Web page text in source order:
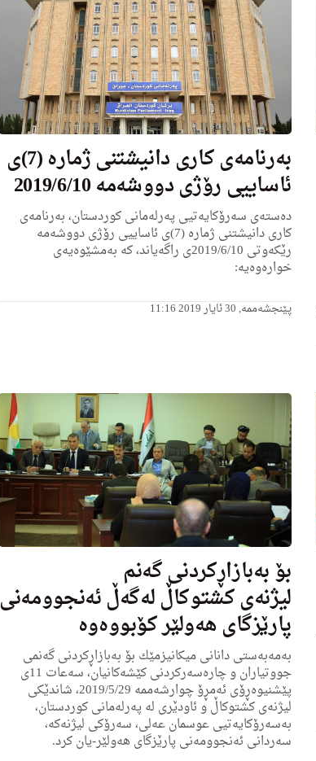
به‌رنامه‌ى كاری دانیشتنی ژماره‌ (7)ی
ئاساییی رۆژی دووشه‌مه‌ 2019/6/10
ده‌سته‌ی سه‌رۆكایه‌تیی په‌رله‌مانی كوردستان، به‌رنامه‌ی
كاری دانیشتنی ژماره‌ (7)ی ئاساییی رۆژی دووشه‌مه‌
رێكه‌وتی 2019/6/10ی راگه‌یاند، كه‌ به‌مشێوه‌یه‌ی
خواره‌وه‌یه‌:
پێنجشەممە, 30 ئایار 2019 11:16
بۆ بەبازاڕكردنی گەنم
لیژنەی كشتوكاڵ لەگەڵ ئەنجوومەنی
پارێزگای هەولێر كۆبووەوه‌
بەمەبەستی دانانی میكانیزمێك بۆ بەبازاڕكردنی گەنمی
جووتیاران و چارەسەركردنی كێشەكانیان، سه‌عات 11ی
پێشنیوەڕۆی ئەمڕۆ چوارشەممە 2019/5/29، شاندێكی
لیژنەی كشتوكاڵ و ئاودێری لە پەرلەمانی كوردستان،
بەسەرۆكایەتیی عوسمان عەلی، سەرۆكی لیژنه‌كه‌،
سه‌ردانی ئەنجوومەنی پارێزگای هەولێر-یان كرد.